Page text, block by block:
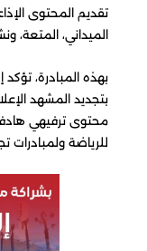
تقديم المحتوى
الميداني، المتعة،
بهذه المبادرة، تؤكد
بتجديد المشهد
محتوى ترفيهي
للرياضة